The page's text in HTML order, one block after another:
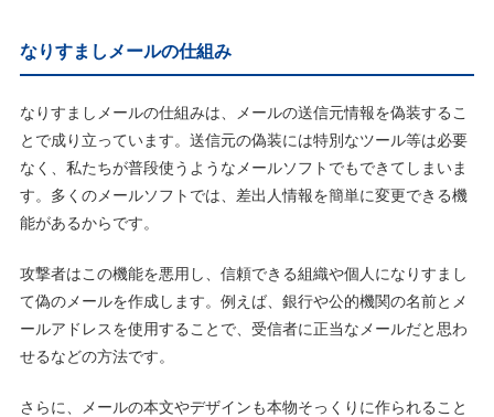
なりすましメールの仕組み
なりすましメールの仕組みは、メールの送信元情報を偽装するこ
とで成り立っています。送信元の偽装には特別なツール等は必要
なく、私たちが普段使うようなメールソフトでもできてしまいま
す。多くのメールソフトでは、差出人情報を簡単に変更できる機
能があるからです。
攻撃者はこの機能を悪用し、信頼できる組織や個人になりすまし
て偽のメールを作成します。例えば、銀行や公的機関の名前とメ
ールアドレスを使用することで、受信者に正当なメールだと思わ
せるなどの方法です。
さらに、メールの本文やデザインも本物そっくりに作られること